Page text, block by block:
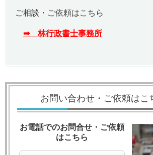
ご相談・ご依頼はこちら
➡ 林行政書士事務所
お問い合わせ・ご依頼はこ
お電話でのお問合せ・ご依頼
はこちら